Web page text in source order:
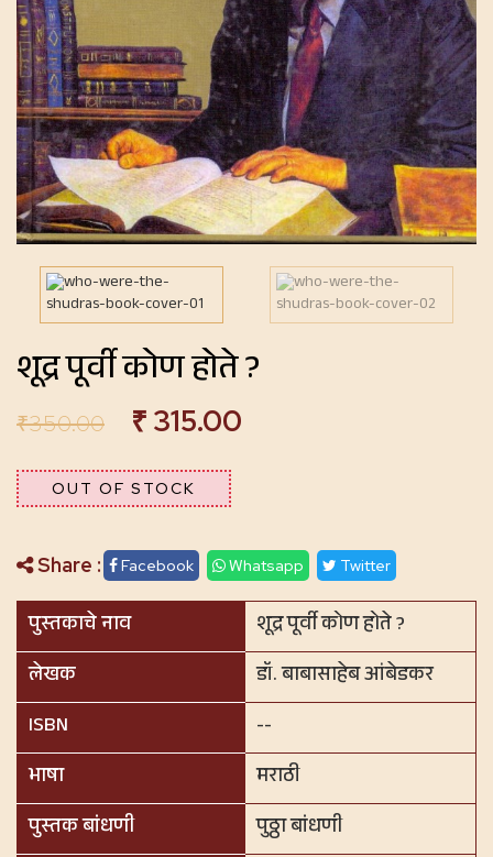
शूद्र पूर्वी कोण होते ?
₹350.00 ₹ 315.00
OUT OF STOCK
Share : Facebook Whatsapp Twitter
पुस्तकाचे नाव
शूद्र पूर्वी कोण होते ?
लेखक
डॉ. बाबासाहेब आंबेडकर
ISBN
--
भाषा
मराठी
पुस्तक बांधणी
पुठ्ठा बांधणी